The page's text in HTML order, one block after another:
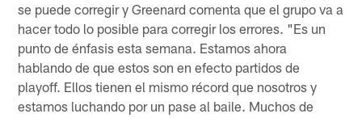
se puede corregir y Greenard comenta que el grupo va a
hacer todo lo posible para corregir los errores. "Es un
punto de énfasis esta semana. Estamos ahora
hablando de que estos son en efecto partidos de
playoff. Ellos tienen el mismo récord que nosotros y
estamos luchando por un pase al baile. Muchos de